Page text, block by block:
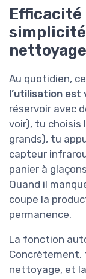
Efficacité
Au quotidien,
l’utilisation
réservoir avec
voir), tu choisis
grands), tu
capteur
panier à
Quand il
coupe la
permanence.
La fonction
Concrètement,
nettoyage, et